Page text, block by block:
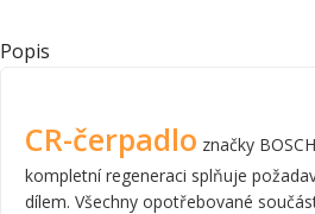
Popis
CR-čerpadlo značky
kompletní regeneraci splňuje
dílem. Všechny opotřebované